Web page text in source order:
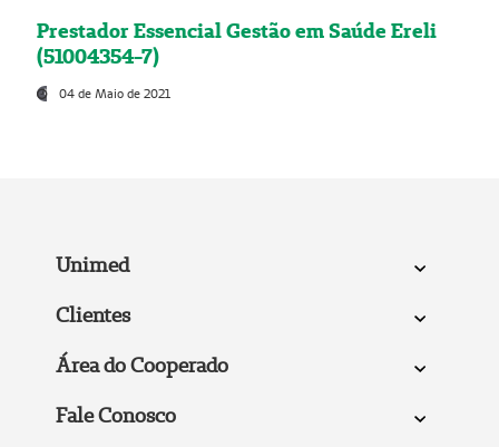
Prestador Essencial Gestão em Saúde Ereli
(51004354-7)
04 de Maio de 2021
Unimed
Clientes
Área do Cooperado
Fale Conosco